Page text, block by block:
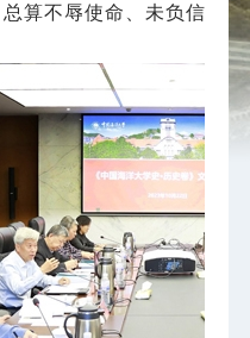
算不辱使命、未负信